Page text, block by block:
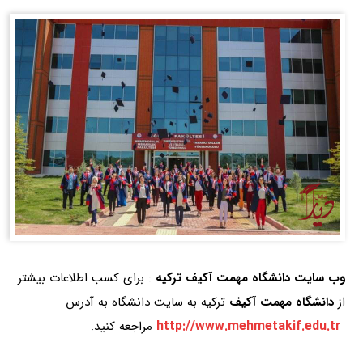
وب سایت دانشگاه مهمت آکیف ترکیه : برای کسب اطلاعات بیشتر
از دانشگاه مهمت آکیف ترکیه به سایت دانشگاه به آدرس
http://www.mehmetakif.edu.tr مراجعه کنید.